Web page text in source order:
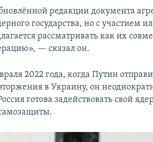
редакции документа
государства, но с участием
рассматривать как их
— сказал он.
2022 года, когда Путин
в Украину, он
готова задействовать свой